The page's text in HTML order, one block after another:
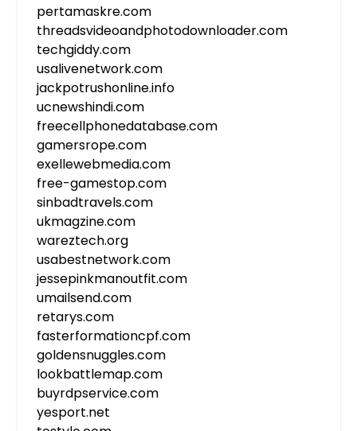
pertamaskre.com
threadsvideoandphotodownloader.com
techgiddy.com
usalivenetwork.com
jackpotrushonline.info
ucnewshindi.com
freecellphonedatabase.com
gamersrope.com
exellewebmedia.com
free-gamestop.com
sinbadtravels.com
ukmagzine.com
wareztech.org
usabestnetwork.com
jessepinkmanoutfit.com
umailsend.com
retarys.com
fasterformationcpf.com
goldensnuggles.com
lookbattlemap.com
buyrdpservice.com
yesport.net